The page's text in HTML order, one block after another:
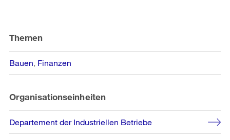
Informationen
Themen
Bauen Finanzen
Organisationseinheiten
Departement der Industriellen Betriebe